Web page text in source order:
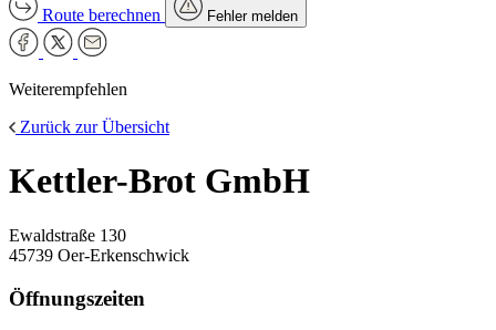
Route berechnen Fehler melden
Weiterempfehlen
Zurück zur Übersicht
Kettler-Brot GmbH
Ewaldstraße 130
45739 Oer-Erkenschwick
Öffnungszeiten